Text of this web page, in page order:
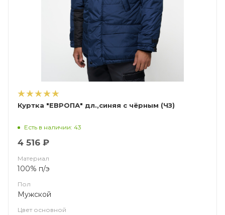
Куртка "ЕВРОПА" дл.,синяя с чёрным (ЧЗ)
Есть в наличии: 43
4 516 ₽
Материал
100% п/э
Пол
Мужской
Цвет основной